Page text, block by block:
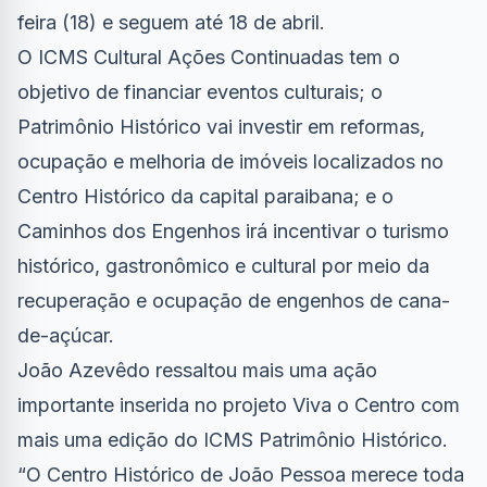
feira (18) e seguem até 18 de abril.
O ICMS Cultural Ações Continuadas tem o
objetivo de financiar eventos culturais; o
Patrimônio Histórico vai investir em reformas,
ocupação e melhoria de imóveis localizados no
Centro Histórico da capital paraibana; e o
Caminhos dos Engenhos irá incentivar o turismo
histórico, gastronômico e cultural por meio da
recuperação e ocupação de engenhos de cana-
de-açúcar.
João Azevêdo ressaltou mais uma ação
importante inserida no projeto Viva o Centro com
mais uma edição do ICMS Patrimônio Histórico.
“O Centro Histórico de João Pessoa merece toda